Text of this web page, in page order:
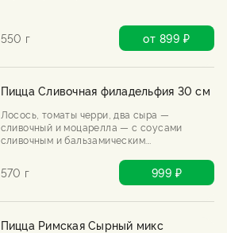
550 г от 899 ₽
Пицца Сливочная филадельфия 30 см
Лосось, томаты черри, два сыра —
сливочный и моцарелла — с соусами
сливочным и бальзамическим.
кажется, осталась навсегда.
570 г 999 ₽
Пицца Римская Сырный микс